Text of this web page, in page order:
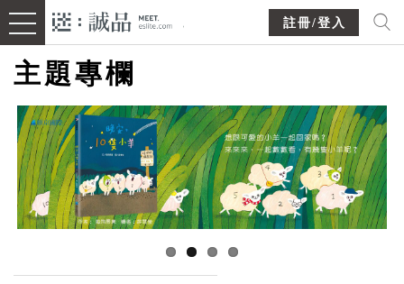
註冊/登入
主題專欄